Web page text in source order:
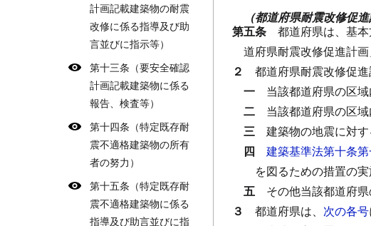
計画記載建築物の耐震
改修に係る指導及び助
言並びに指示等）
第十三条（要安全確認
計画記載建築物に係る
報告、検査等）
第十四条（特定既存耐
震不適格建築物の所有
者の努力）
第十五条（特定既存耐
震不適格建築物に係る
指導及び助言並びに指
（都道府県耐震改修促進
第五条 都道府県は、基
道府県耐震改修促進計
２ 都道府県耐震改修促
一 当該都道府県の区
二 当該都道府県の区
三 建築物の地震に対
四 建築基準法第十条
を図るための措置の
五 その他当該都道府
３ 都道府県は、 次の各号